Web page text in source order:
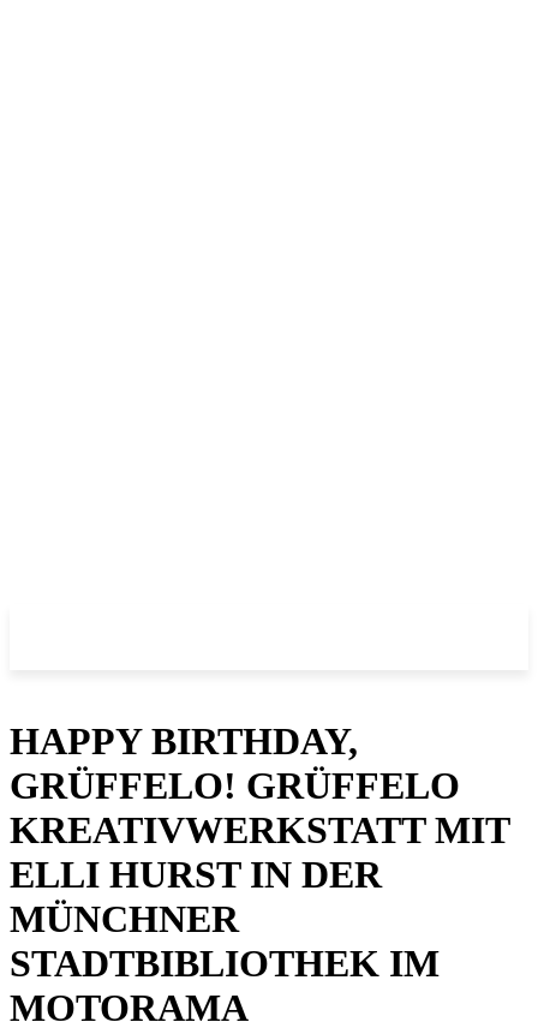
HAPPY BIRTHDAY,
GRÜFFELO! GRÜFFELO
KREATIVWERKSTATT MIT
ELLI HURST IN DER
MÜNCHNER
STADTBIBLIOTHEK IM
MOTORAMA